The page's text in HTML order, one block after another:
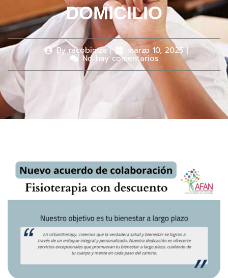
DOMICILIO
Byracobimza marzo 10, 2025
No hay comentarios